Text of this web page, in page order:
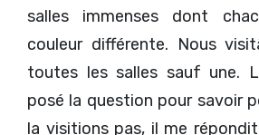
salles immenses dont
couleur différente. Nous
toutes les salles sauf une.
posé la question pour savoir
la visitions pas, il me